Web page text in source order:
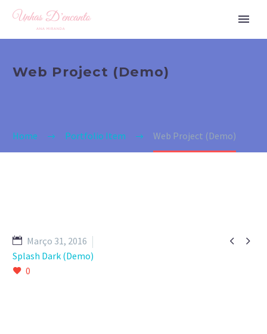
Web Project (Demo)
Home Portfolio Item Web Project (Demo)
 
Março 31, 2016
Splash Dark (Demo)
0